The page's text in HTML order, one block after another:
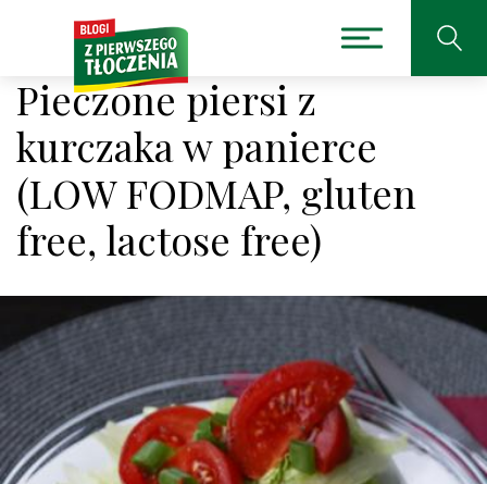
Pieczone piersi z
kurczaka w panierce
(LOW FODMAP, gluten
free, lactose free)